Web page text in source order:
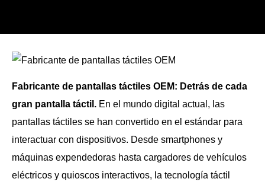
Fabricante de pantallas táctiles OEM: Detrás de cada
gran pantalla táctil. En el mundo digital actual, las
pantallas táctiles se han convertido en el estándar para
interactuar con dispositivos. Desde smartphones y
máquinas expendedoras hasta cargadores de vehículos
eléctricos y quioscos interactivos, la tecnología táctil